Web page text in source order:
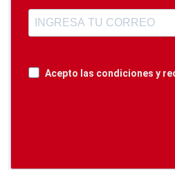
Acepto las condiciones y